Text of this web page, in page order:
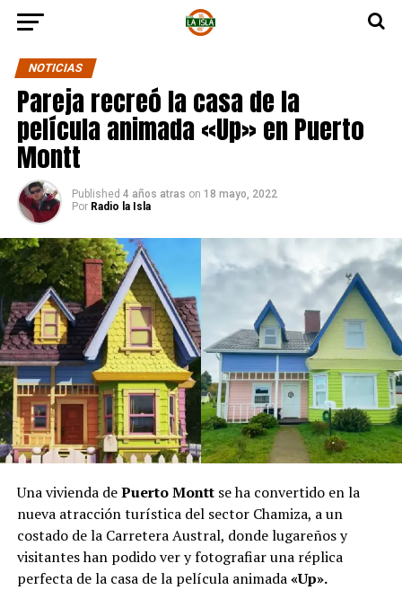
NOTICIAS
Pareja recreó la casa de la
película animada «Up» en Puerto
Montt
Published 4 años atras on 18 mayo, 2022
Por Radio la Isla
Una vivienda dePuerto Monttse ha convertido en la
nueva atracción turística del sector Chamiza, a un
costado de la Carretera Austral, donde lugareños y
visitantes han podido ver y fotografiar una réplica
perfecta de la casa de la película animada«Up».